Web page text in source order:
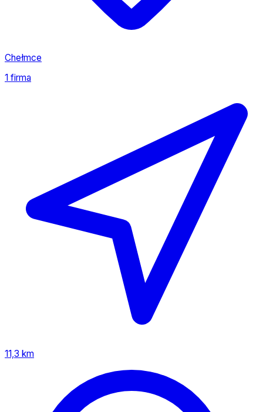
Chełmce
1 firma
11,3 km